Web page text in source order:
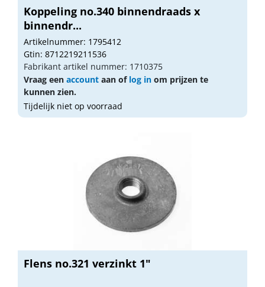
Koppeling no.340 binnendraads x
binnendr...
Artikelnummer: 1795412
Gtin: 8712219211536
Fabrikant artikel nummer: 1710375
Vraag een account aan of log in om prijzen te
kunnen zien.
Tijdelijk niet op voorraad
Flens no.321 verzinkt 1"